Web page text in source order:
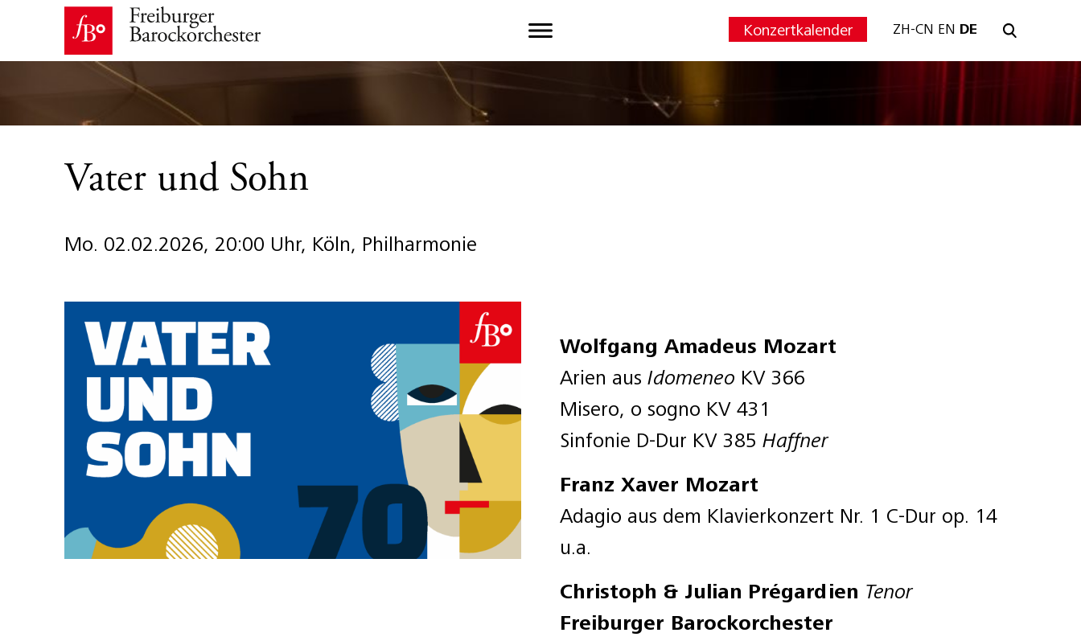
Konzertkalender ZH-CN EN DE
Vater und Sohn
Mo. 02.02.2026, 20:00 Uhr, Köln, Philharmonie
Wolfgang Amadeus Mozart
Arien aus Idomeneo KV 366
Misero, o sogno KV 431
Sinfonie D-Dur KV 385 Haffner
Franz Xaver Mozart
Adagio aus dem Klavierkonzert Nr. 1 C-Dur op. 14
u.a.
Christoph & Julian Prégardien Tenor
Freiburger Barockorchester